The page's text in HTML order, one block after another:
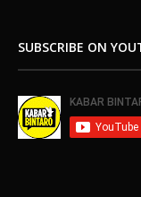
SUBSCRIBE ON